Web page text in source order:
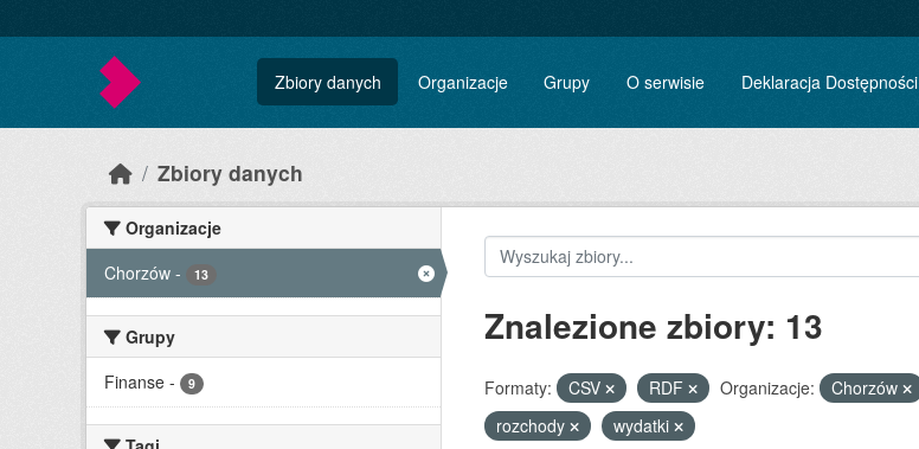
Zbiory danych Organizacje Grupy O serwisie Deklaracja Dostępności
Zbiory danych
Organizacje
Chorzów - 13
Grupy
Finanse - 9
Znalezione zbiory: 13
Formaty: CSV RDF Organizacje: Chorzów
rozchody
wydatki